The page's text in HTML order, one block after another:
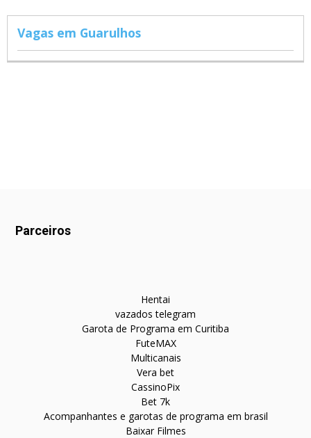
Vagas em Guarulhos
Parceiros
Hentai
vazados telegram
Garota de Programa em Curitiba
FuteMAX
Multicanais
Vera bet
CassinoPix
Bet 7k
Acompanhantes e garotas de programa em brasil
Baixar Filmes